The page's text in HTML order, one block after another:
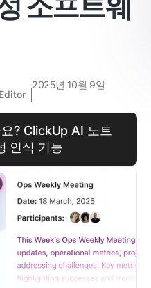
2025년 10월 9일
? ClickUp AI 노트
인식 기능